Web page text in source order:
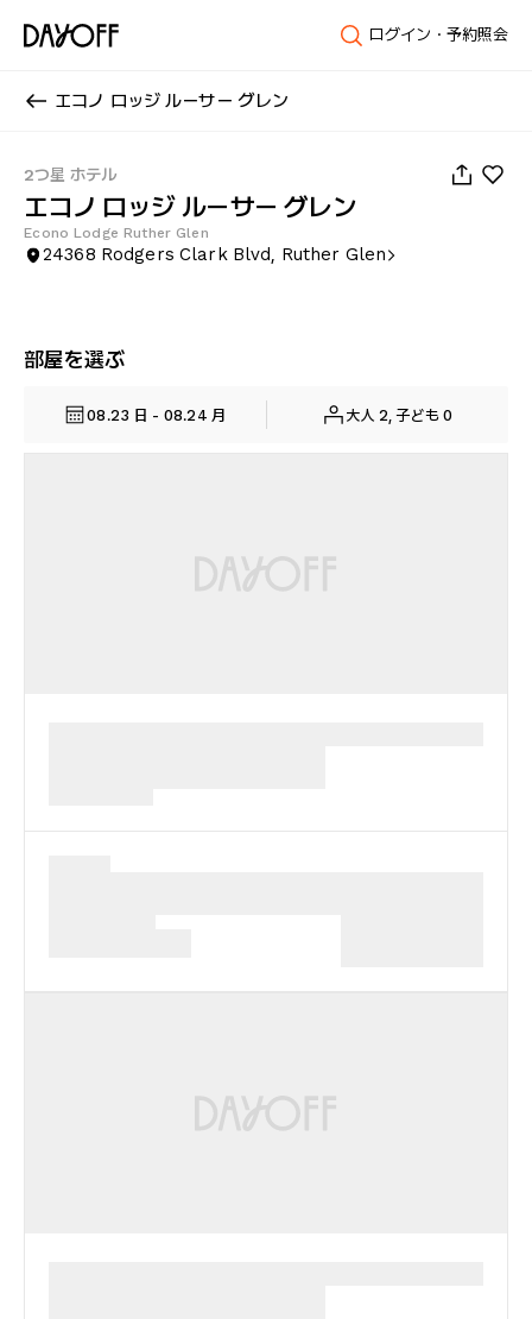
ログイン・予約照会
エコノ ロッジ ルーサー グレン
2つ星 ホテル
エコノ ロッジ ルーサー グレン
Econo Lodge Ruther Glen
24368 Rodgers Clark Blvd, Ruther Glen
部屋を選ぶ
08.23 日 - 08.24 月 大人 2, 子ども 0